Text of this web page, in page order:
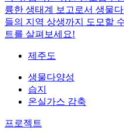
륭한 생태계 보고로서 생물
들의 지역 상생까지 도모할
트를 살펴보세요!
제주도
생물다양성
습지
온실가스 감축
프로젝트